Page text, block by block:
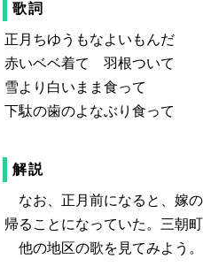
歌詞
正月ちゆうもなよいもんだ
赤いベベ着て 羽根ついて
雪より白いまま食って
下駄の歯のよなぶり食って
解説
なお、正月前になると、嫁
帰ることになっていた。三朝
他の地区の歌を見てみよう。